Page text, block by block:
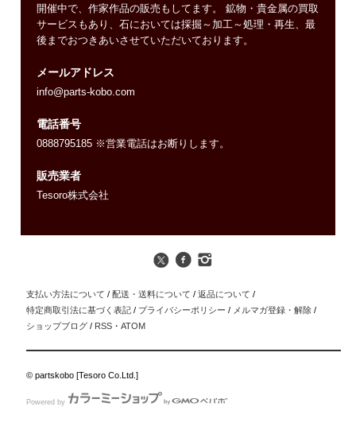
開催中で、作家作品の販売もしてます。 鉱物・貴金属の買取
サービスもあり、石においては採掘～加工～処理・再生、最
後までおつきあいさせていただいております。
メールアドレス
info@parts-kobo.com
電話番号
0888795185 ※営業電話はお断りします。
販売業者
Tesoro株式会社
支払い方法について / 配送・送料について / 返品について /
特定商取引法に基づく表記 / プライバシーポリシー / メルマガ登録・解除 /
ショップブログ / RSS ・ATOM
© partskobo [Tesoro Co.Ltd.]
Powered by